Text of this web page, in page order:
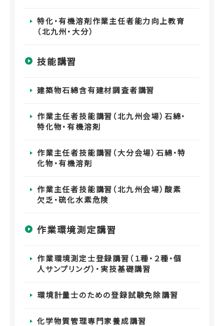
特化・有機溶剤作業主任者能力向上教育
（北九州・大分）
技能講習
建築物石綿含有建材調査者講習
作業主任者技能講習（北九州会場）石綿・
特化物・有機溶剤
作業主任者技能講習（大分会場）石綿・特
化物・有機溶剤
作業主任者技能講習（北九州会場）酸素
欠乏・硫化水素危険
作業環境測定講習
作業環境測定士登録講習（１種・２種・個
人サンプリング）・実技基礎講習
環境計量士のための登録試験免除講習
化学物質管理専門家養成講習